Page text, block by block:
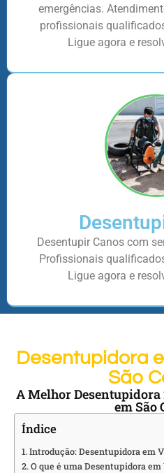
emergências.
profissionais
Ligue agora e
Desentupir Canos com
Profissionais
Ligue agora e
Desentupidora
São
A Melhor Desentupidora
em São
Índice
Introdução: Desentupidora em
O que é uma Desentupidora